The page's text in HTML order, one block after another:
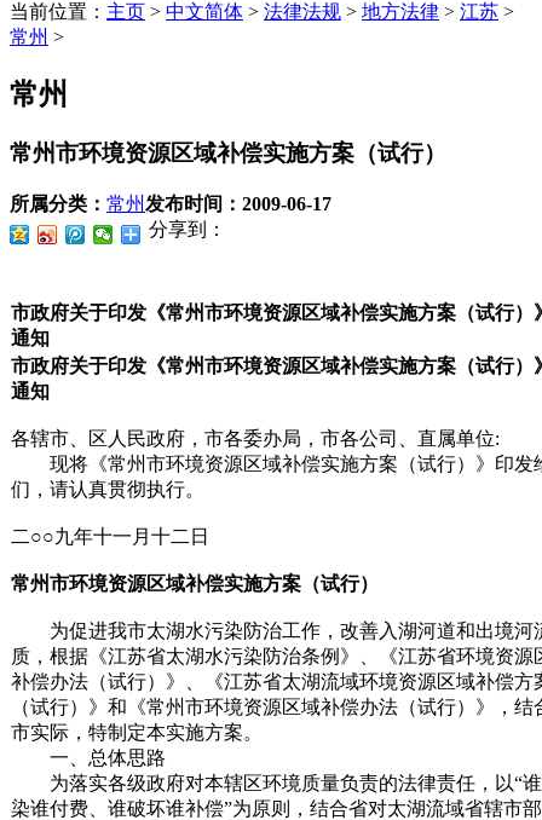
当前位置： 主页 > 中文简体 > 法律法规 > 地方法律 > 江苏 >
常州 >
常州
常州市环境资源区域补偿实施方案（试行）
所属分类： 常州发布时间： 2009-06-17
分享到：
市政府关于印发《常州市环境资源区域补偿实施方案（试行）
通知
市政府关于印发《常州市环境资源区域补偿实施方案（试行）
通知
各辖市、区人民政府，市各委办局，市各公司、直属单位:
现将《常州市环境资源区域补偿实施方案（试行）》印发
们，请认真贯彻执行。
二○○九年十一月十二日
常州市环境资源区域补偿实施方案（试行）
为促进我市太湖水污染防治工作，改善入湖河道和出境河
质，根据《江苏省太湖水污染防治条例》、《江苏省环境资源
补偿办法（试行）》、《江苏省太湖流域环境资源区域补偿方
（试行）》和《常州市环境资源区域补偿办法（试行）》，结
市实际，特制定本实施方案。
一、总体思路
为落实各级政府对本辖区环境质量负责的法律责任，以“
染谁付费、谁破坏谁补偿”为原则，结合省对太湖流域省辖市